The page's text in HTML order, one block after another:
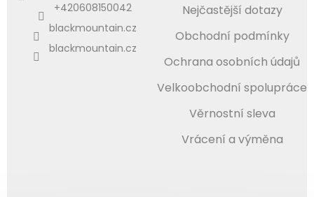
+420608150042
blackmountain.cz
blackmountain.cz
Nejčastější dotazy
Obchodní podmínky
Ochrana osobních údajů
Velkoobchodní spolupráce
Věrnostní sleva
Vrácení a výměna